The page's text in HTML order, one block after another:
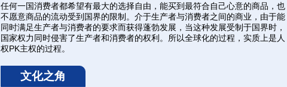
任何一国消费者都希望有最大的选择自由，能买到最符合自己心意的商品，也
不愿意商品的流动受到国界的限制。介于生产者与消费者之间的商业，由于能
同时满足生产者与消费者的要求而获得蓬勃发展，当这种发展受制于国界时，
国家权力同时侵害了生产者和消费者的权利。所以全球化的过程，实质上是人
权PK主权的过程。
文化之角